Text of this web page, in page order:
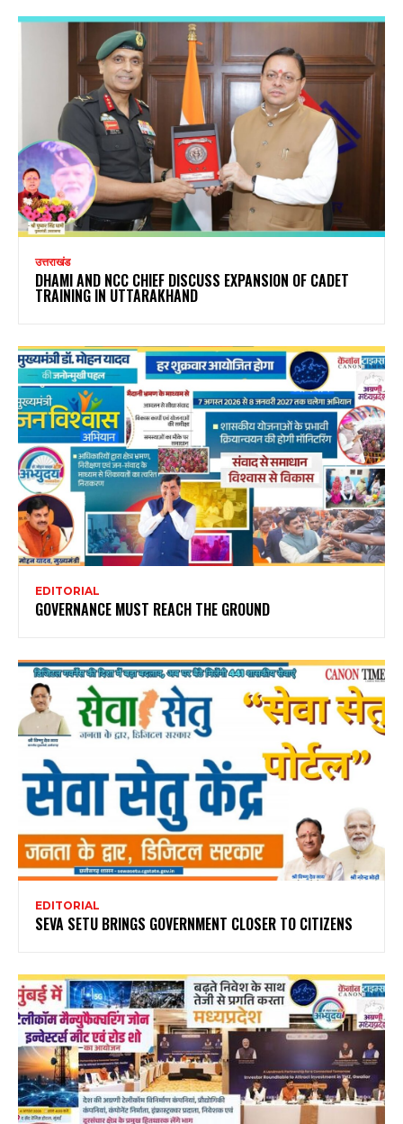
उत्तराखंड
DHAMI AND NCC CHIEF DISCUSS EXPANSION OF CADET
TRAINING IN UTTARAKHAND
EDITORIAL
GOVERNANCE MUST REACH THE GROUND
EDITORIAL
SEVA SETU BRINGS GOVERNMENT CLOSER TO CITIZENS